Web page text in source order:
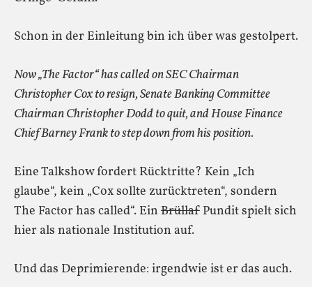
Schon in der Einleitung bin ich über was gestolpert.
Now „The Factor“ has called on SEC Chairman
Christopher Cox to resign, Senate Banking Committee
Chairman Christopher Dodd to quit, and House Finance
Chief Barney Frank to step down from his position.
Eine Talkshow fordert Rücktritte? Kein „Ich
glaube“, kein „Cox sollte zurücktreten“, sondern
The Factor has called“. Ein Brüllaf Pundit spielt sich
hier als nationale Institution auf.
Und das Deprimierende: irgendwie ist er das auch.